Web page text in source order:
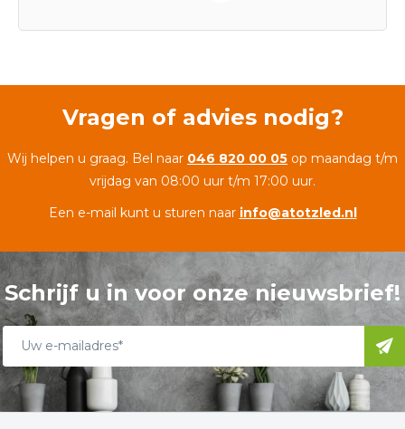
Vragen of advies nodig?
Wij helpen u graag. Bel naar 046 820 00 05 op maandag t/m
vrijdag van 08:00 uur t/m 17:00 uur.
Een e-mail kunt u sturen naar info@atotzled.nl
Schrijf u in voor onze nieuwsbrief!